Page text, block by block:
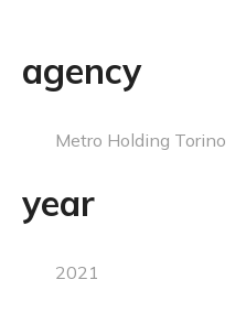
agency
Metro Holding Torino
year
2021